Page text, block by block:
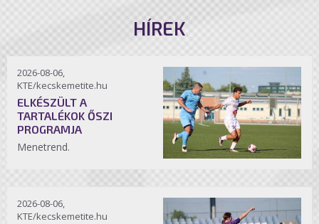
HÍREK
2026-08-06,
KTE/kecskemetite.hu
ELKÉSZÜLT A
TARTALÉKOK ŐSZI
PROGRAMJA
Menetrend.
2026-08-06,
KTE/kecskemetite.hu